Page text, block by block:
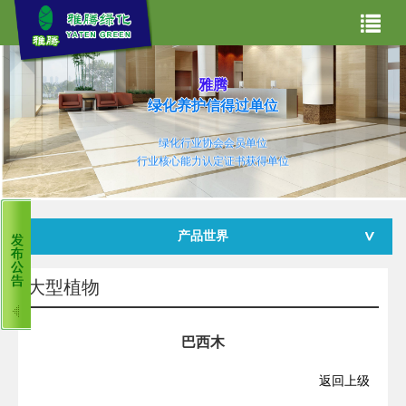
网站首页
关于我们
主营业务
产品世界
雅腾资讯
雅腾
绿化养护信得过单位
绿化行业协会会员单位
行业核心能力认定证书获得单位
产品世界
大型植物
巴西木
返回上级
租赁常见问题